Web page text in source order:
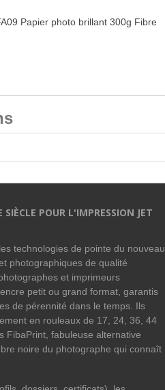
AIMER
Papier photo brillant 300g Fibre
POUR L'IMPRESSION JET
technologies de pointe du nouveau
photographiques de qualité
et imprimeurs
petit ou grand format, garantis
de pérennité dans le temps. Ils
en rouleaux de 17, 24, 36, 44
FibaPrint, fabuleuse alternative
noire du photographe qui connaît